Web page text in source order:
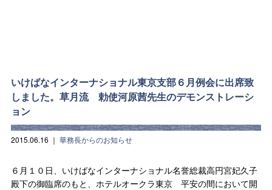
いけばなインターナショナル東京支部６月例会に出席致
しました。草月流 勅使河原茜先生のデモンストレーシ
ョン
2015.06.16 ｜ 華務長からのお知らせ
６月１０日、いけばなインターナショナル名誉総裁高円宮妃久子
殿下の御臨席のもと、ホテルオークラ東京 平安の間において開